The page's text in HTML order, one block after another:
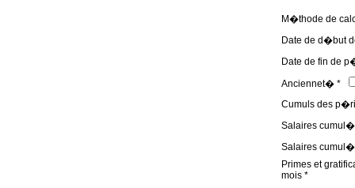
M�thode de
Date de d�but
Date de fin de
Anciennet� *
Cumuls des
Salaires
Salaires
Primes et
mois *